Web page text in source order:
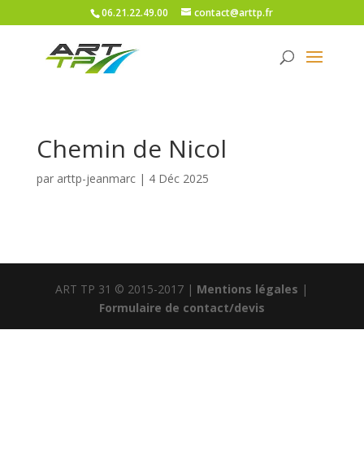
06.21.22.49.00 contact@arttp.fr
Chemin de Nicol
par arttp-jeanmarc| 4 Déc 2025
ART TP 31 © 2015-2017 | Mentions légales |
Formulaire de contact/devis